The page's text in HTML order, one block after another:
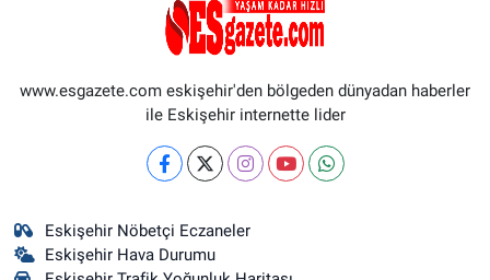
www.esgazete.com eskişehir'den bölgeden dünyadan haberler
ile Eskişehir internette lider
Eskişehir Nöbetçi Eczaneler
Eskişehir Hava Durumu